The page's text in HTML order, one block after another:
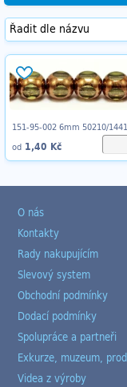
151-95-002 6mm 50210/
od 1,40 Kč
O nás
Kontakty
Rady nakupujícím
Slevový system
Obchodní podmínky
Dodací podmínky
Spolupráce a partneři
Exkurze, muzeum,
Videa z výroby